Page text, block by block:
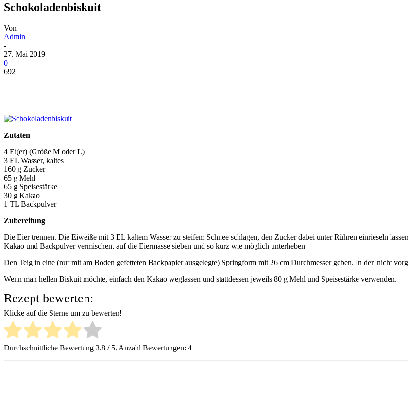
Schokoladenbiskuit
Von
Admin
-
27. Mai 2019
0
692
Zutaten
4 Ei(er) (Größe M oder L)
3 EL Wasser, kaltes
160 g Zucker
65 g Mehl
65 g Speisestärke
30 g Kakao
1 TL Backpulver
Zubereitung
Die Eier trennen. Die Eiweiße mit 3 EL kaltem Wasser zu steifem Schnee schlagen, den Zucker dabei unter Rühren einrieseln
Kakao und Backpulver vermischen, auf die Eiermasse sieben und so kurz wie möglich unterheben.
Den Teig in eine (nur mit am Boden gefetteten Backpapier ausgelegte) Springform mit 26 cm Durchmesser geben. In den nicht
Wenn man hellen Biskuit möchte, einfach den Kakao weglassen und stattdessen jeweils 80 g Mehl und Speisestärke verwenden.
Rezept bewerten:
Klicke auf die Sterne um zu bewerten!
Durchschnittliche Bewertung 3.8 / 5. Anzahl Bewertungen: 4